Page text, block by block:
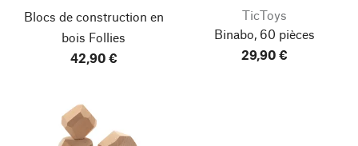
Blocs de construction en
bois Follies
42,90 €
TicToys
Binabo, 60 pièces
29,90 €